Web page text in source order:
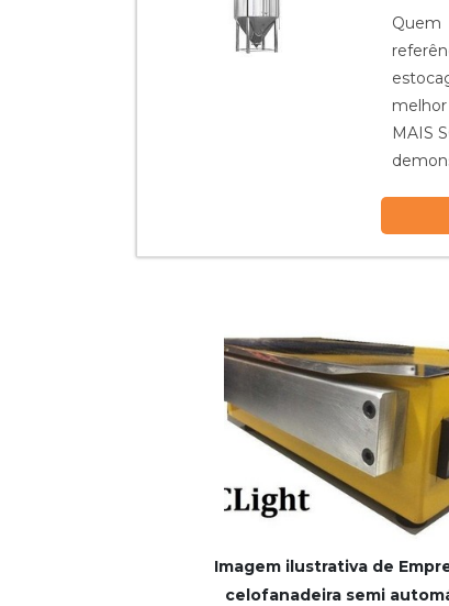
Quem
MAIS
Imagem ilustrativa de
celofanadeira semi